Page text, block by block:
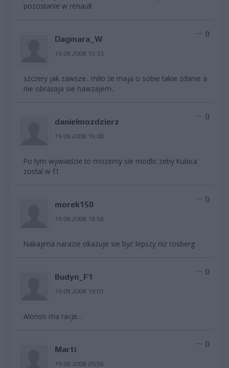
pozostanie w renault
Dagmara_W
19.09.2008 15:33
0
szczery jak zawsze.. miło że maja o sobie takie zdanie a
nie obrażaja sie nawzajem..
danielmozdzierz
19.09.2008 16:08
0
Po tym wywiadzie to mozemy sie modlic zeby Kubica
zostal w f1
morek150
19.09.2008 18:58
0
Nakajima narazie okazuje sie być lepszy niz rosberg
Budyn_F1
19.09.2008 19:01
0
Alonso ma racje...
Marti
19.09.2008 20:56
0